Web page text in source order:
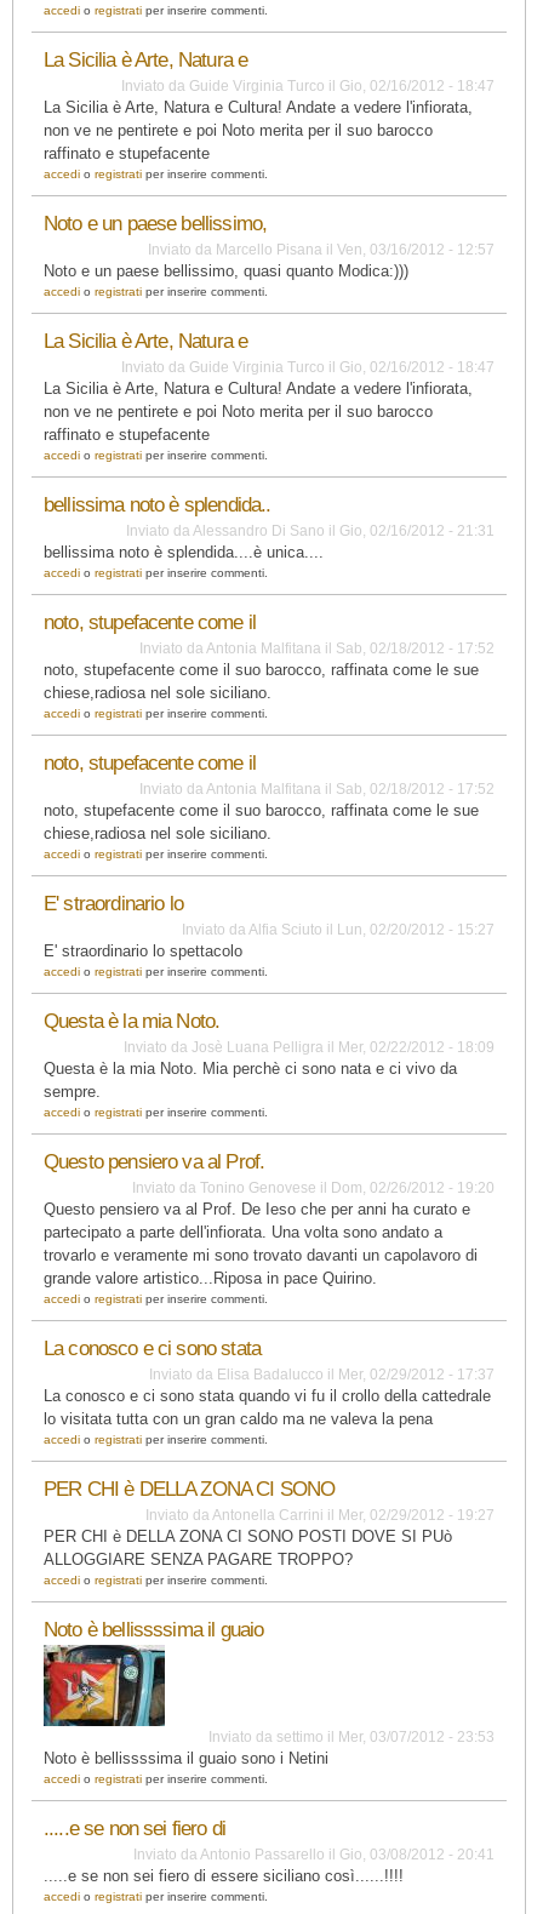
accedi o registrati per inserire commenti.
La Sicilia è Arte, Natura e
Inviato da Guide Virginia Turco il Gio, 02/16/2012 - 18:47
La Sicilia è Arte, Natura e Cultura! Andate a vedere l'infiorata,
non ve ne pentirete e poi Noto merita per il suo barocco
raffinato e stupefacente
accedi o registrati per inserire commenti.
Noto e un paese bellissimo,
Inviato da Marcello Pisana il Ven, 03/16/2012 - 12:57
Noto e un paese bellissimo, quasi quanto Modica:)))
accedi o registrati per inserire commenti.
La Sicilia è Arte, Natura e
Inviato da Guide Virginia Turco il Gio, 02/16/2012 - 18:47
La Sicilia è Arte, Natura e Cultura! Andate a vedere l'infiorata,
non ve ne pentirete e poi Noto merita per il suo barocco
raffinato e stupefacente
accedi o registrati per inserire commenti.
bellissima noto è splendida..
Inviato da Alessandro Di Sano il Gio, 02/16/2012 - 21:31
bellissima noto è splendida....è unica....
accedi o registrati per inserire commenti.
noto, stupefacente come il
Inviato da Antonia Malfitana il Sab, 02/18/2012 - 17:52
noto, stupefacente come il suo barocco, raffinata come le sue
chiese,radiosa nel sole siciliano.
accedi o registrati per inserire commenti.
noto, stupefacente come il
Inviato da Antonia Malfitana il Sab, 02/18/2012 - 17:52
noto, stupefacente come il suo barocco, raffinata come le sue
chiese,radiosa nel sole siciliano.
accedi o registrati per inserire commenti.
E' straordinario lo
Inviato da Alfia Sciuto il Lun, 02/20/2012 - 15:27
E' straordinario lo spettacolo
accedi o registrati per inserire commenti.
Questa è la mia Noto.
Inviato da Josè Luana Pelligra il Mer, 02/22/2012 - 18:09
Questa è la mia Noto. Mia perchè ci sono nata e ci vivo da
sempre.
accedi o registrati per inserire commenti.
Questo pensiero va al Prof.
Inviato da Tonino Genovese il Dom, 02/26/2012 - 19:20
Questo pensiero va al Prof. De Ieso che per anni ha curato e
partecipato a parte dell'infiorata. Una volta sono andato a
trovarlo e veramente mi sono trovato davanti un capolavoro di
grande valore artistico...Riposa in pace Quirino.
accedi o registrati per inserire commenti.
La conosco e ci sono stata
Inviato da Elisa Badalucco il Mer, 02/29/2012 - 17:37
La conosco e ci sono stata quando vi fu il crollo della cattedrale
lo visitata tutta con un gran caldo ma ne valeva la pena
accedi o registrati per inserire commenti.
PER CHI è DELLA ZONA CI SONO
Inviato da Antonella Carrini il Mer, 02/29/2012 - 19:27
PER CHI è DELLA ZONA CI SONO POSTI DOVE SI PUò
ALLOGGIARE SENZA PAGARE TROPPO?
accedi o registrati per inserire commenti.
Noto è bellissssima il guaio
Inviato da settimo il Mer, 03/07/2012 - 23:53
Noto è bellissssima il guaio sono i Netini
accedi o registrati per inserire commenti.
.....e se non sei fiero di
Inviato da Antonio Passarello il Gio, 03/08/2012 - 20:41
.....e se non sei fiero di essere siciliano così......!!!!
accedi o registrati per inserire commenti.